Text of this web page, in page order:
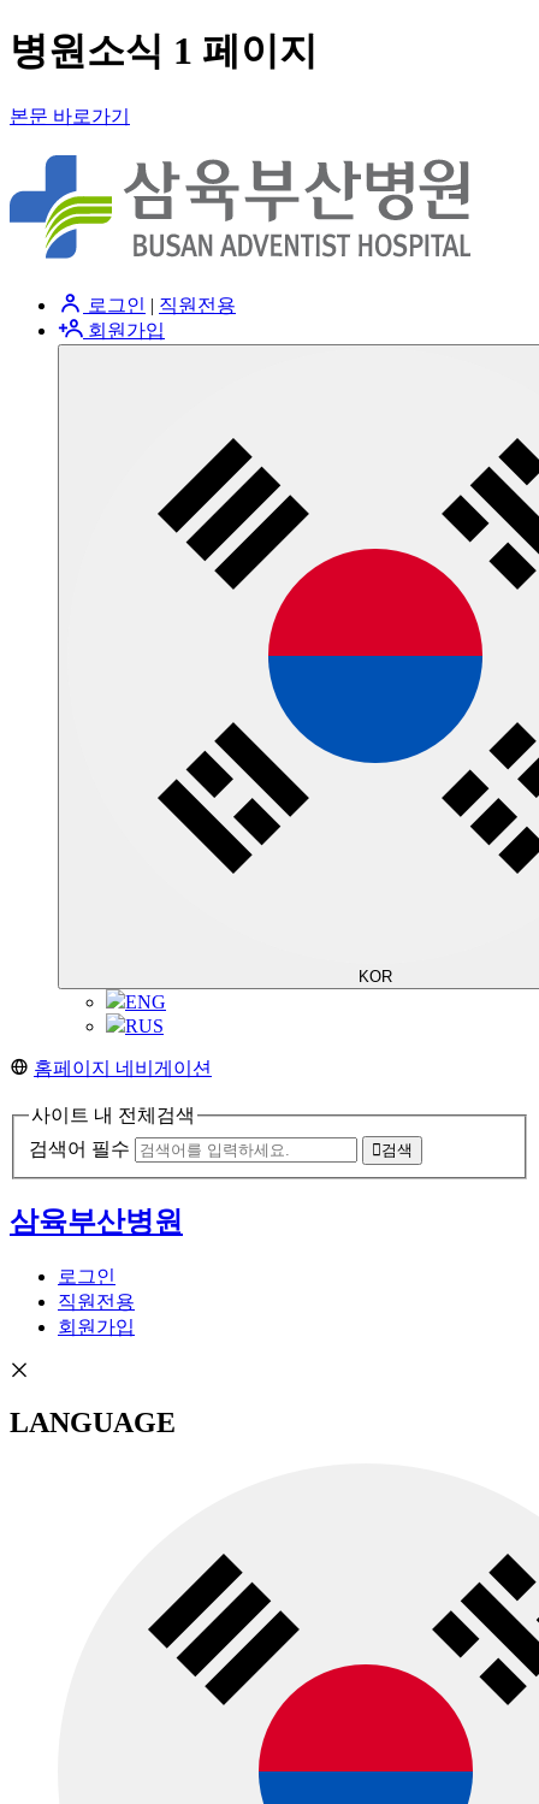
병원소식 1 페이지
본문 바로가기
로그인 | 직원전용
회원가입
KOR
ENG
RUS
홈페이지 네비게이션
사이트 내 전체검색
검색어 필수
검색
삼육부산병원
로그인
직원전용
회원가입
LANGUAGE